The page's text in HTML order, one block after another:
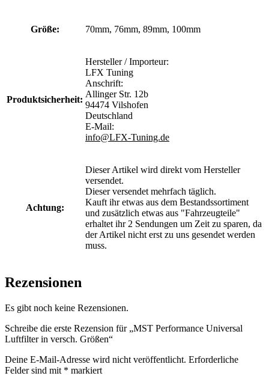
Größe: 70mm, 76mm, 89mm, 100mm
Produktsicherheit:
Hersteller / Importeur:
LFX Tuning
Anschrift:
Allinger Str. 12b
94474 Vilshofen
Deutschland
E-Mail:
info@LFX-Tuning.de
Achtung:
Dieser Artikel wird direkt vom Hersteller
versendet.
Dieser versendet mehrfach täglich.
Kauft ihr etwas aus dem Bestandssortiment
und zusätzlich etwas aus "Fahrzeugteile"
erhaltet ihr 2 Sendungen um Zeit zu sparen, da
der Artikel nicht erst zu uns gesendet werden
muss.
Rezensionen
Es gibt noch keine Rezensionen.
Schreibe die erste Rezension für „MST Performance Universal
Luftfilter in versch. Größen“
Deine E-Mail-Adresse wird nicht veröffentlicht. Erforderliche
Felder sind mit * markiert